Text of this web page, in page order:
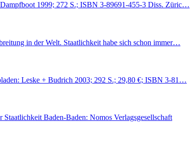
1999; 272 S.; ISBN 3-89691-455-3 Diss. Züric…
in der Welt. Staatlichkeit habe sich schon immer…
Leske + Budrich 2003; 292 S.; 29,80 €; ISBN 3-81…
Baden-Baden: Nomos Verlagsgesellschaft